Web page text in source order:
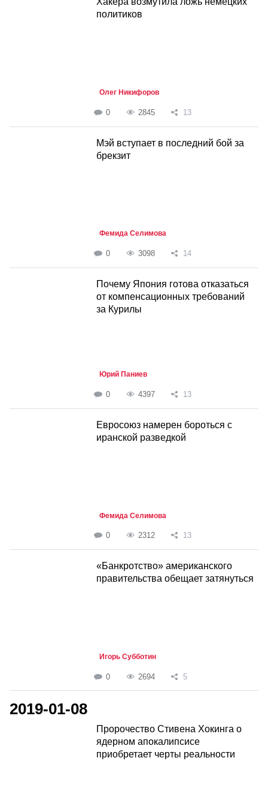
политиков
Олег Никифоров
0 2845 13
Мэй вступает в последний бой за
брекзит
Фемида Селимова
0 3098 14
Почему Япония готова отказаться
от компенсационных требований
за Курилы
Юрий Паниев
0 4397 13
Евросоюз намерен бороться с
иранской разведкой
Фемида Селимова
0 2312 13
«Банкротство» американского
правительства обещает затянуться
Игорь Субботин
0 2694 5
2019-01-08
Пророчество Стивена Хокинга о
ядерном апокалипсисе
приобретает черты реальности